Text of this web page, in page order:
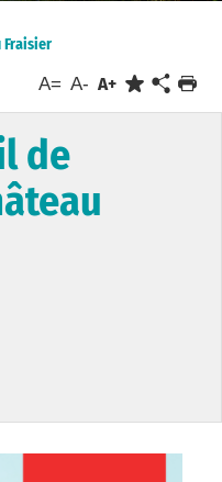
Fraisier
A= A- A+
de